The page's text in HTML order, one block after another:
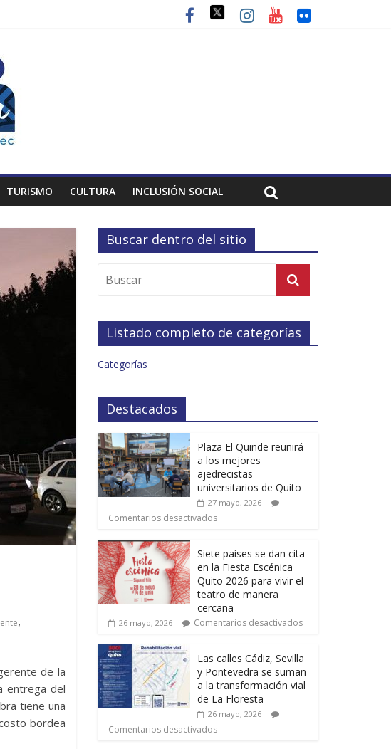
TURISMO CULTURA INCLUSIÓN SOCIAL
,
de la
entrega del
tiene una
bordea
Buscar dentro del sitio
Listado completo de categorías
Categorías
Destacados
Plaza El Quinde reunirá
a los mejores
ajedrecistas
universitarios de Quito
27 mayo, 2026
Comentarios desactivados
Siete países se dan cita
en la Fiesta Escénica
Quito 2026 para vivir el
teatro de manera
cercana
26 mayo, 2026 Comentarios desactivados
Las calles Cádiz, Sevilla
y Pontevedra se suman
a la transformación vial
de La Floresta
26 mayo, 2026
Comentarios desactivados